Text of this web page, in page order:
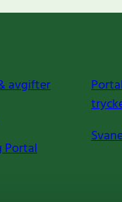
avgifter
Portal